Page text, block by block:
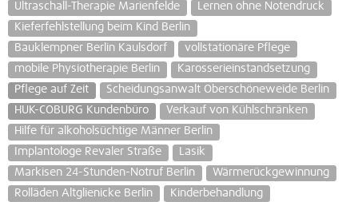
Ultraschall-Therapie Marienfelde
Lernen ohne Notendruck
Kieferfehlstellung beim Kind Berlin
Bauklempner Berlin Kaulsdorf
vollstationäre Pflege
mobile Physiotherapie Berlin
Karosserieinstandsetzung
Pflege auf Zeit
Scheidungsanwalt Oberschöneweide Berlin
HUK-COBURG Kundenbüro
Verkauf von Kühlschränken
Hilfe für alkoholsüchtige Männer Berlin
Implantologe Revaler Straße
Lasik
Markisen 24-Stunden-Notruf Berlin
Wärmerückgewinnung
Rolläden Altglienicke Berlin
Kinderbehandlung